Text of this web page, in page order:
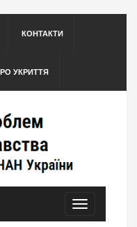
КОНТАКТИ
УКРИТТЯ
Toggle
navigation